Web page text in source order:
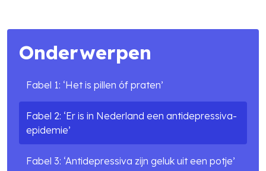
Zoek in alle artikelen
search
Onderwerpen
Fabel 1: ‘Het is pillen óf praten’
Fabel 2: ‘Er is in Nederland een antidepressiva-
epidemie’
Fabel 3: ‘Antidepressiva zijn geluk uit een potje’